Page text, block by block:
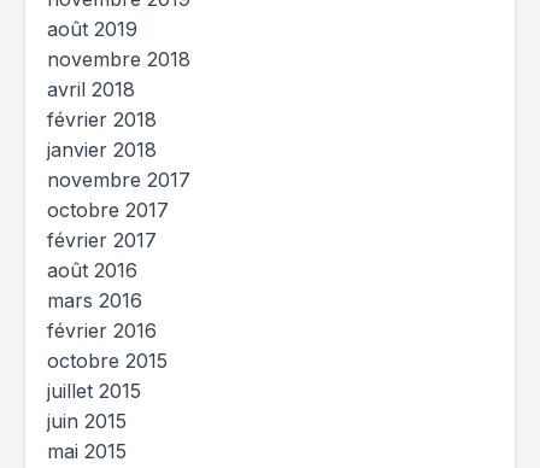
août 2019
novembre 2018
avril 2018
février 2018
janvier 2018
novembre 2017
octobre 2017
février 2017
août 2016
mars 2016
février 2016
octobre 2015
juillet 2015
juin 2015
mai 2015